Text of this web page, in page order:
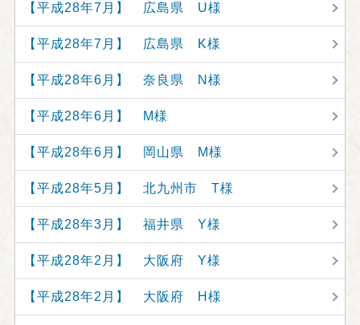
【平成28年7月】 広島県 U様
【平成28年7月】 広島県 K様
【平成28年6月】 奈良県 N様
【平成28年6月】 M様
【平成28年6月】 岡山県 M様
【平成28年5月】 北九州市 T様
【平成28年3月】 福井県 Y様
【平成28年2月】 大阪府 Y様
【平成28年2月】 大阪府 H様